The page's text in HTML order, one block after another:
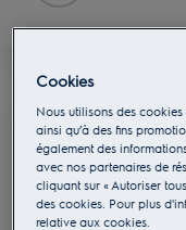
Cookies
Nous utilisons des
ainsi qu’à des fins
également des
avec nos partenaires de
cliquant sur « Autoriser
des cookies. Pour plus
relative aux cookies.